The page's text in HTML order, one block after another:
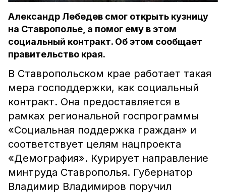
Александр Лебедев смог открыть кузницу
на Ставрополье, а помог ему в этом
социальный контракт. Об этом сообщает
правительство края.
В Ставропольском крае работает такая
мера господдержки, как социальный
контракт. Она предоставляется в
рамках региональной госпрограммы
«Социальная поддержка граждан» и
соответствует целям нацпроекта
«Демография». Курирует направление
минтруда Ставрополья. Губернатор
Владимир Владимиров поручил